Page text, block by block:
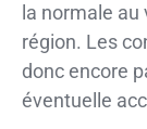
la normale
région. Les
donc encore
éventuelle